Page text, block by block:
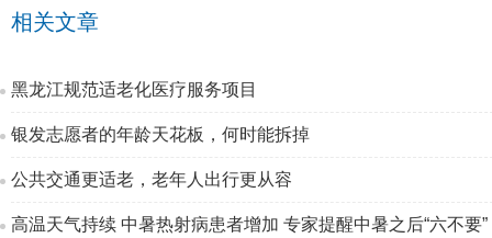
相关文章
黑龙江规范适老化医疗服务项目
银发志愿者的年龄天花板，何时能拆掉
公共交通更适老，老年人出行更从容
高温天气持续 中暑热射病患者增加 专家提醒中暑之后“六不要”